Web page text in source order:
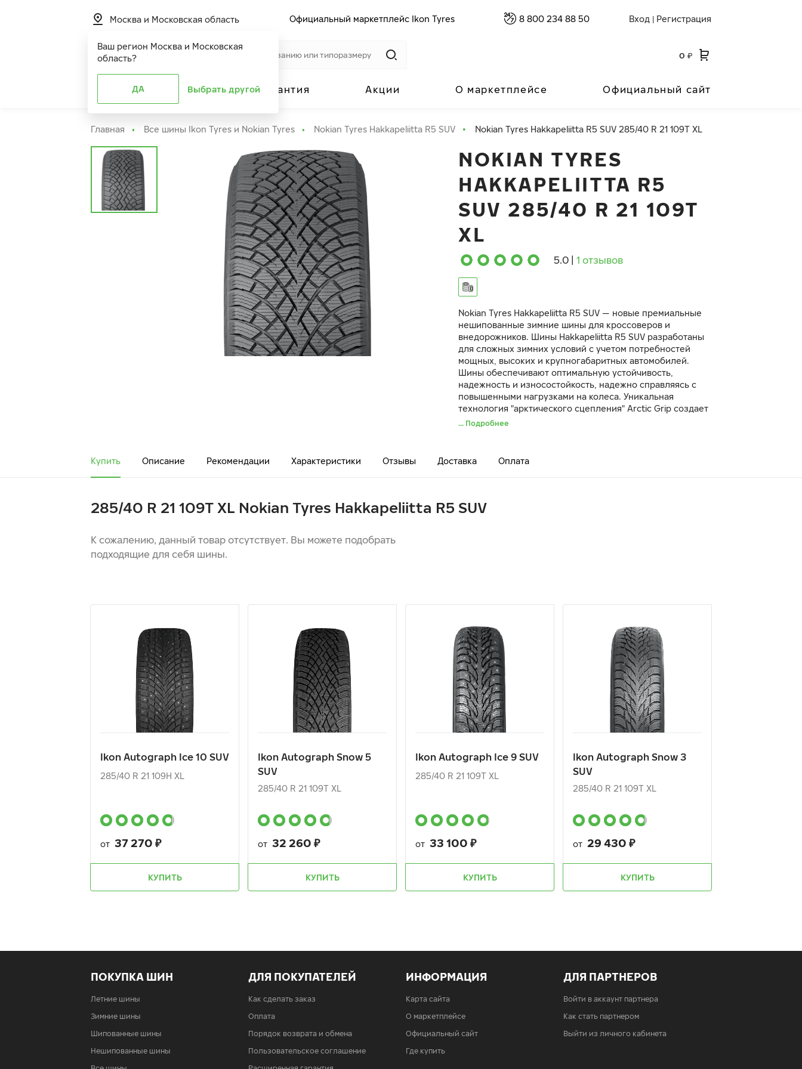
Ваш регион Москва и Московская
область?
ДА Выбрать другой
Москва и Московская область Официальный маркетплейс Ikon Tyres 8 800 234 88 50 Вход Регистрация
0 ₽
Расширенная гарантия Акции О маркетплейсе Официальный сайт
Главная Все шины Ikon Tyres и Nokian Tyres Nokian Tyres Hakkapeliitta R5 SUV Nokian Tyres Hakkapeliitta R5 SUV 285/40 R 21 109T XL
NOKIAN TYRES
HAKKAPELIITTA R5
SUV 285/40 R 21 109T
XL
5.0 1 отзывов
Nokian Tyres Hakkapeliitta R5 SUV — новые премиальные
нешипованные зимние шины для кроссоверов и
внедорожников. Шины Hakkapeliitta R5 SUV разработаны
для сложных зимних условий с учетом потребностей
мощных, высоких и крупногабаритных автомобилей.
Шины обеспечивают оптимальную устойчивость,
надежность и износостойкость, надежно справляясь с
повышенными нагрузками на колеса. Уникальная
технология "арктического сцепления" Arctic Grip создает
лучшие в своем классе характеристики поведения на
... Подробнее
Купить Описание Рекомендации Характеристики Отзывы Доставка Оплата
285/40 R 21 109T XL Nokian Tyres Hakkapeliitta R5 SUV
К сожалению, данный товар отсутствует. Вы можете подобрать
подходящие для себя шины.
Ikon Autograph Ice 10 SUV
285/40 R 21 109H XL
от 37 270 ₽
КУПИТЬ
Ikon Autograph Snow 5
SUV
285/40 R 21 109T XL
от 32 260 ₽
КУПИТЬ
Ikon Autograph Ice 9 SUV
285/40 R 21 109T XL
от 33 100 ₽
КУПИТЬ
Ikon Autograph Snow 3
SUV
285/40 R 21 109T XL
от 29 430 ₽
КУПИТЬ
Ikon Autograph Ice 10 SUV
285/40 R 21 109H XL
КУПИТЬ
Ikon Autograph Snow 5
285/40 R 21 109T XL
Ikon Autograph Ice 9 SUV
285/40 R 21 109T XL
КУПИТЬ
Ikon Autograph Snow 3
285/40 R 21 109T XL
ПОКУПКА ШИН
Летние шины
Зимние шины
Шипованные шины
Нешипованные шины
ДЛЯ ПОКУПАТЕЛЕЙ
Как сделать заказ
Оплата
Порядок возврата и обмена
Пользовательское соглашение
ИНФОРМАЦИЯ
Карта сайта
О маркетплейсе
Официальный сайт
Где купить
ДЛЯ ПАРТНЕРОВ
Войти в аккаунт партнера
Как стать партнером
Выйти из личного кабинета